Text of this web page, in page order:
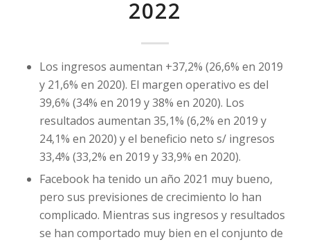
2022
Los ingresos aumentan +37,2% (26,6% en 2019
y 21,6% en 2020). El margen operativo es del
39,6% (34% en 2019 y 38% en 2020). Los
resultados aumentan 35,1% (6,2% en 2019 y
24,1% en 2020) y el beneficio neto s/ ingresos
33,4% (33,2% en 2019 y 33,9% en 2020).
Facebook ha tenido un año 2021 muy bueno,
pero sus previsiones de crecimiento lo han
complicado. Mientras sus ingresos y resultados
se han comportado muy bien en el conjunto de